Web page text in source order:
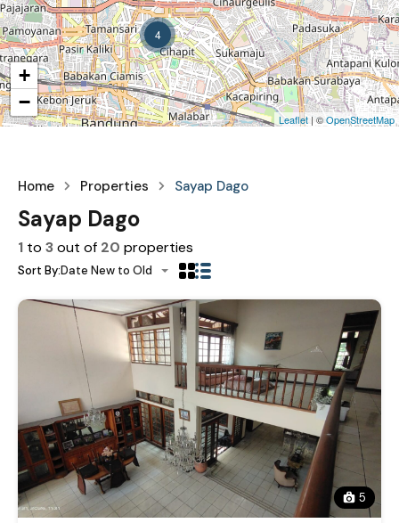
4
+
−
Leaflet | ©OpenStreetMap
Home Properties Sayap Dago
Sayap Dago
1 to 3out of 20 properties
Sort By:Date New to Old
5